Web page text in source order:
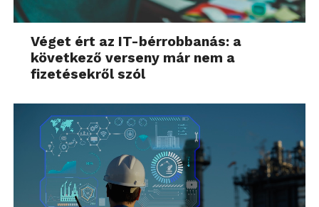
Véget ért az IT-bérrobbanás: a
következő verseny már nem a
fizetésekről szól